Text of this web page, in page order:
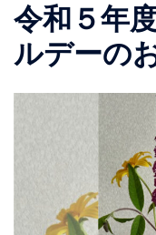
令和５年
ルデーの